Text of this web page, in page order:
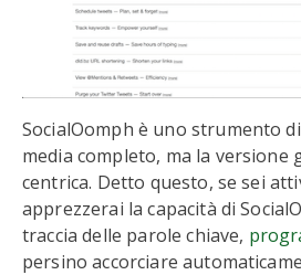
SocialOomph è uno strumento
media completo, ma la
centrica. Detto questo, se sei
apprezzerai la capacità di
traccia delle parole chiave,
persino accorciare